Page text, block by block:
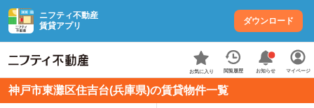
ニフティ不動産
賃貸アプリ
ダウンロード
お気に入り 閲覧履歴 お知らせ マイページ
神戸市東灘区住吉台(兵庫県)の賃貸物件一覧